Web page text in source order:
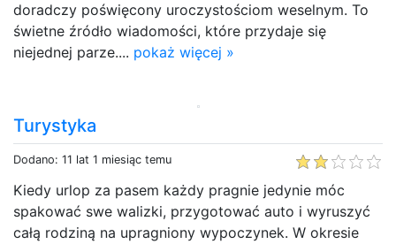
doradczy poświęcony uroczystościom weselnym. To
świetne źródło wiadomości, które przydaje się
niejednej parze.... pokaż więcej »
Turystyka
Dodano: 11 lat 1 miesiąc temu
Kiedy urlop za pasem każdy pragnie jedynie móc
spakować swe walizki, przygotować auto i wyruszyć
całą rodziną na upragniony wypoczynek. W okresie